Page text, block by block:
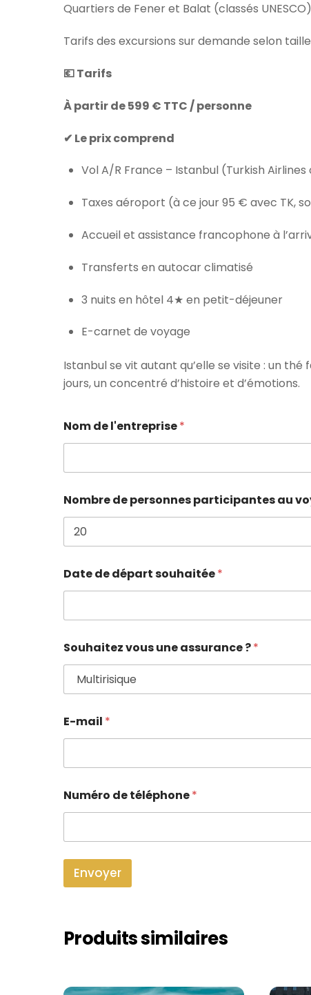
Quartiers de Fener et Balat (classés
Tarifs des excursions sur demande selon
💶 Tarifs
À partir de 599 € TTC / personne
✔ Le prix comprend
Vol A/R France – Istanbul (Turkish Airlines
Taxes aéroport (à ce jour 95 € avec TK,
Accueil et assistance francophone à
Transferts en autocar climatisé
3 nuits en hôtel 4★ en petit-déjeuner
E-carnet de voyage
Istanbul se vit autant qu’elle se visite : un
jours, un concentré d’histoire et d’émotions.
Nom de l'entreprise*
Nombre de personnes participantes au
Date de départ souhaitée*
Souhaitez vous une assurance ?*
E-mail *
Numéro de téléphone*
Envoyer
Produits similaires